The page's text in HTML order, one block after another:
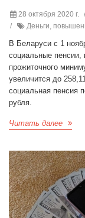
28 октября 2020 г.
Деньги,
В Беларуси с 1
социальные пенсии,
прожиточного
увеличится до
социальная пенсия
рубля.
Читать далее